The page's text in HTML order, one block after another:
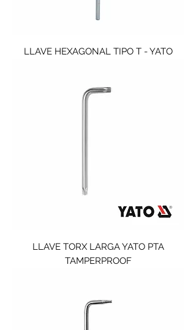
LLAVE HEXAGONAL TIPO T - YATO
LLAVE TORX LARGA YATO PTA
TAMPERPROOF